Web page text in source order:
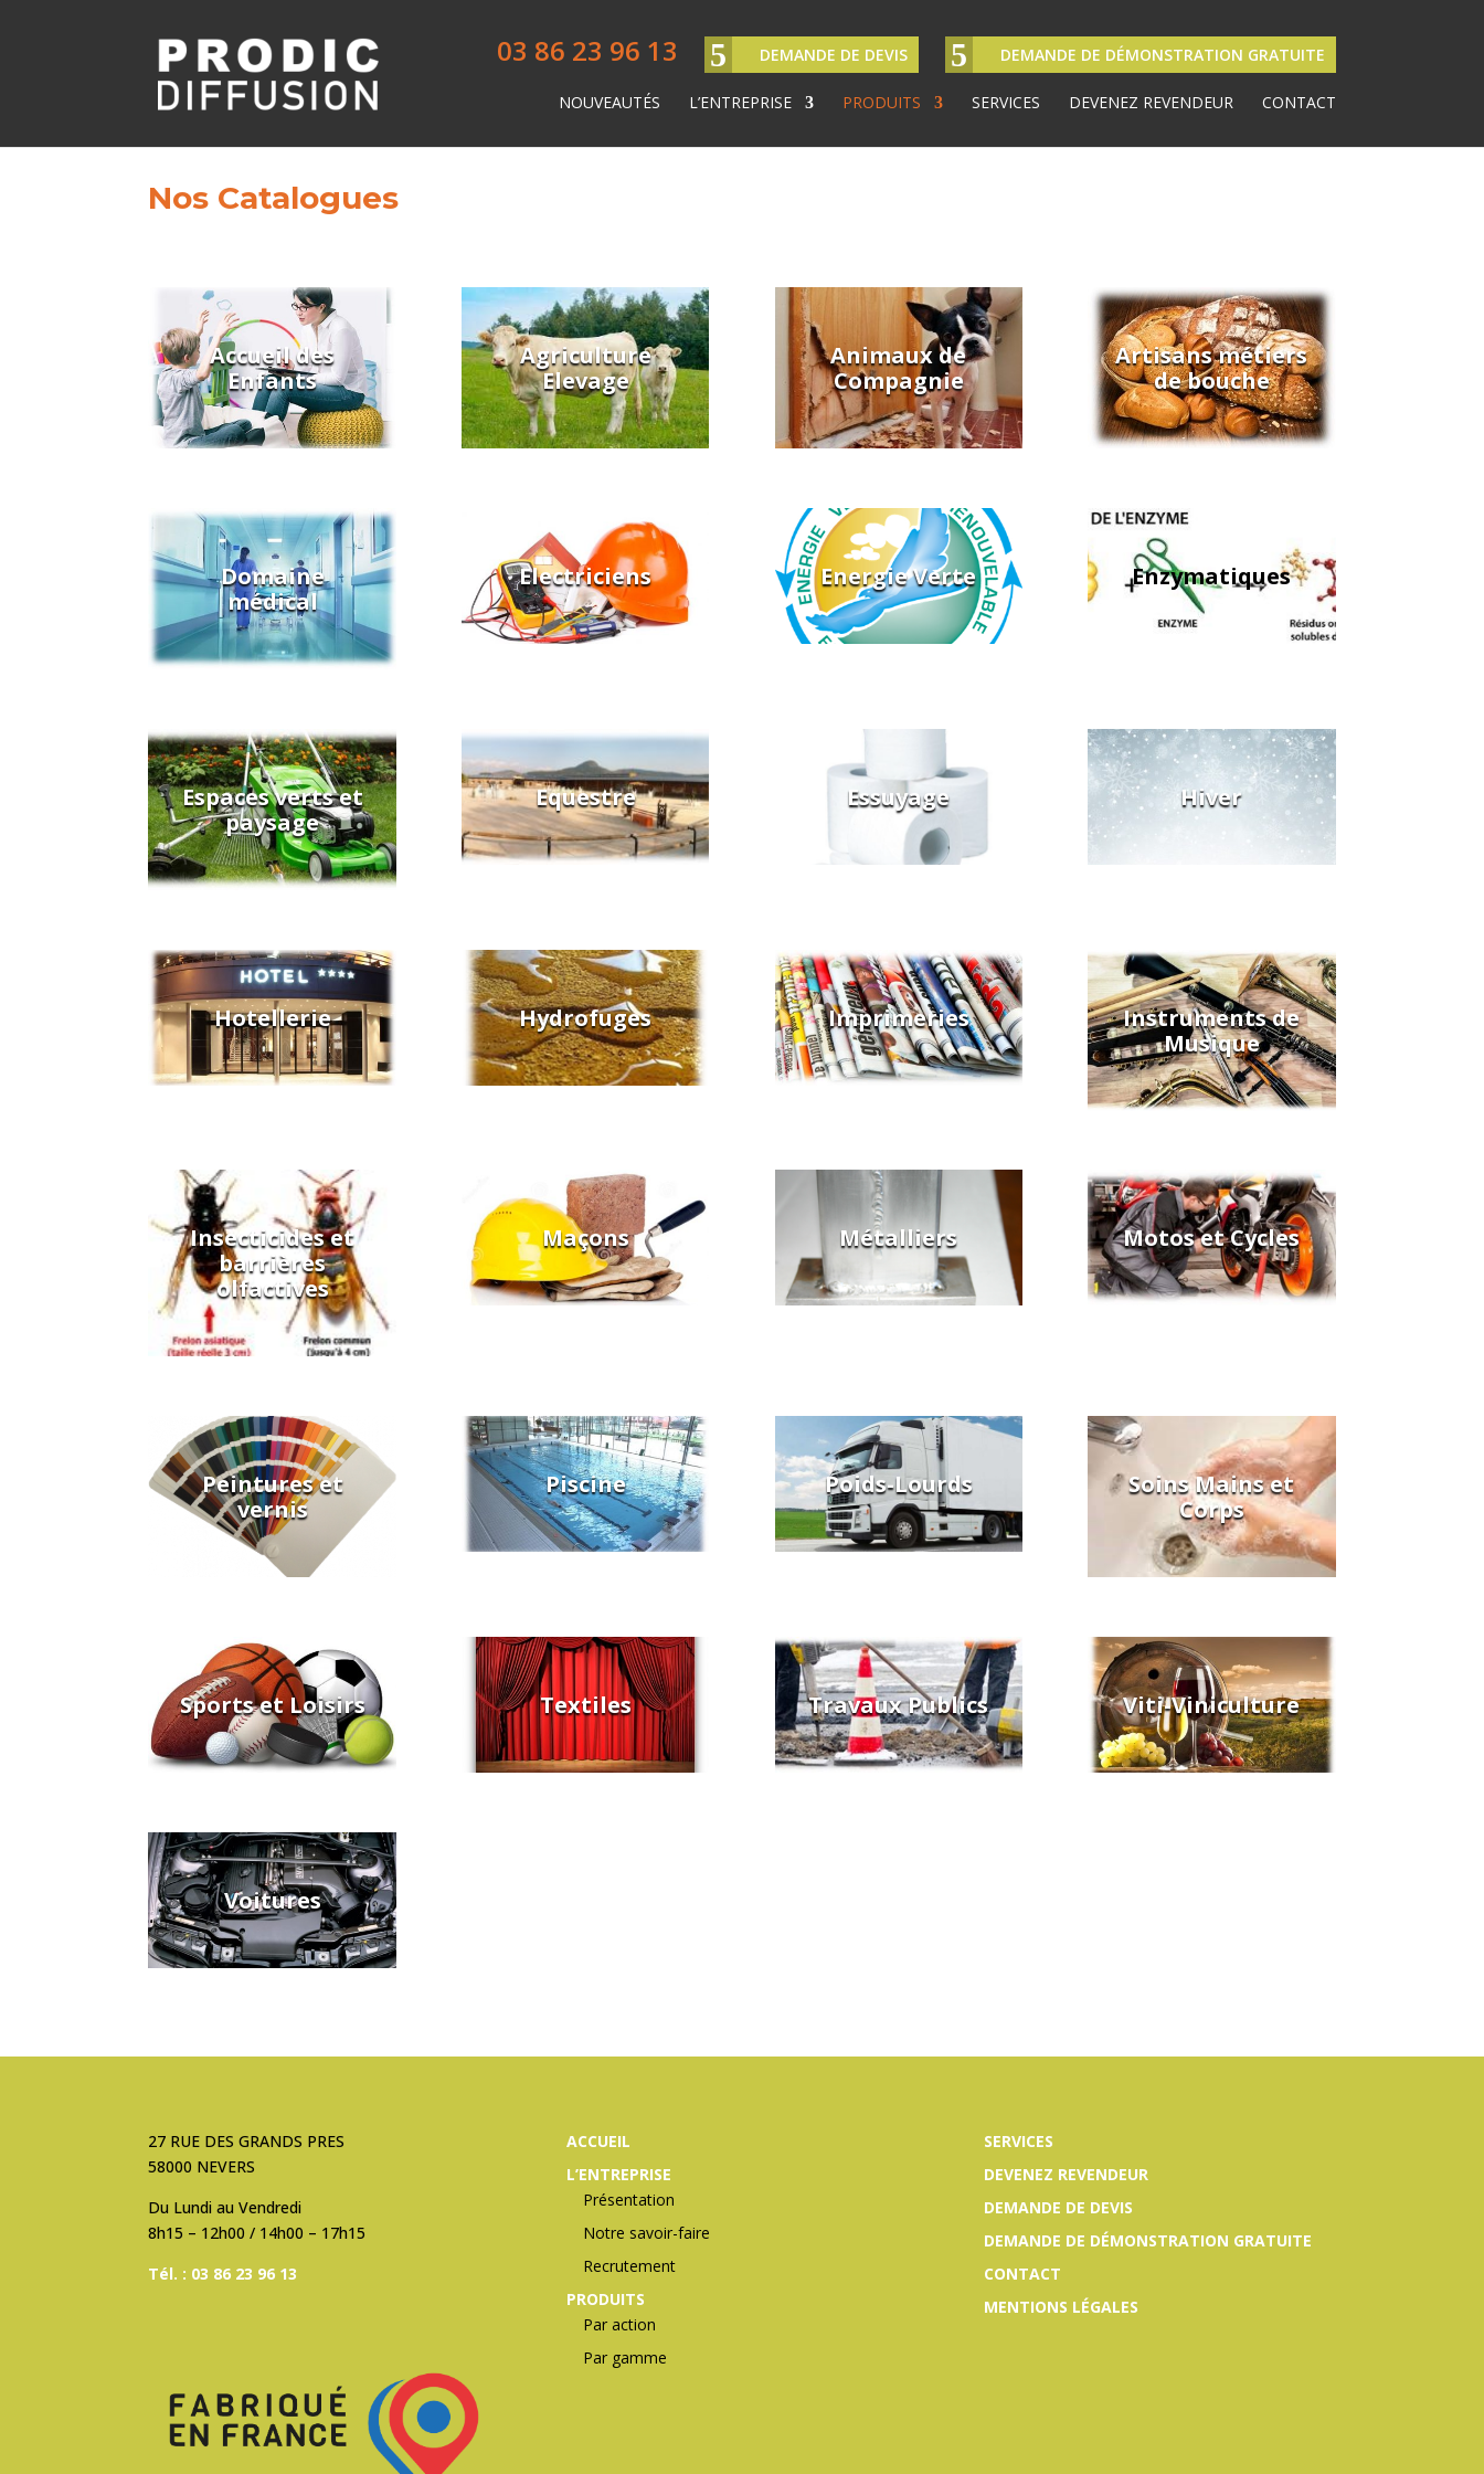
03 86 23 96 13 DEMANDE DE DEVIS DEMANDE DE DÉMONSTRATION GRATUITE
NOUVEAUTÉS L’ENTREPRISE PRODUITS SERVICES DEVENEZ REVENDEUR CONTACT
Nos Catalogues
Accueil des
Enfants
Agriculture
Elevage
Animaux de
Compagnie
Artisans métiers
de bouche
Domaine
médical
Electriciens Energie Verte Enzymatiques
Espaces verts et
paysage
Equestre Essuyage Hiver
Hotellerie Hydrofuges Imprimeries
Instruments de
Musique
Insecticides et
barrières
olfactives
Maçons Métalliers Motos et Cycles
Peintures et
vernis
Piscine Poids-Lourds
Soins Mains et
Corps
Sports et Loisirs Textiles Travaux Publics Viti-Viniculture
Voitures
27 RUE DES GRANDS PRES
58000 NEVERS
Du Lundi au Vendredi
8h15 – 12h00 / 14h00 – 17h15
Tél. : 03 86 23 96 13
ACCUEIL
L’ENTREPRISE
Présentation
Notre savoir-faire
Recrutement
PRODUITS
Par action
Par gamme
SERVICES
DEVENEZ REVENDEUR
DEMANDE DE DEVIS
DEMANDE DE DÉMONSTRATION GRATUITE
CONTACT
MENTIONS LÉGALES